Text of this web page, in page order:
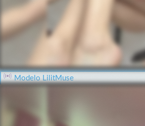
Modelo LilitMuse